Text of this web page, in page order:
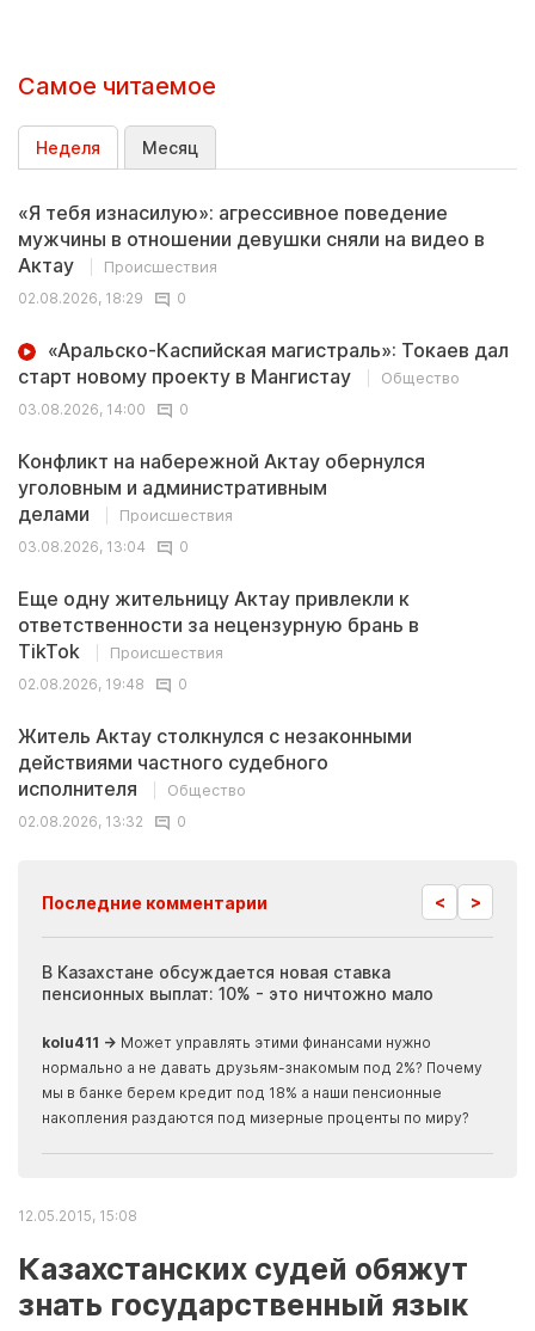
Самое читаемое
Неделя Месяц
«Я тебя изнасилую»: агрессивное поведение
мужчины в отношении девушки сняли на видео в
Актау
Происшествия
02.08.2026, 18:29
0
«Аральско-Каспийская магистраль»: Токаев дал
старт новому проекту в Мангистау
Общество
03.08.2026, 14:00
0
Конфликт на набережной Актау обернулся
уголовным и административным
делами
Происшествия
03.08.2026, 13:04
0
Еще одну жительницу Актау привлекли к
ответственности за нецензурную брань в
TikTok
Происшествия
02.08.2026, 19:48
0
Житель Актау столкнулся с незаконными
действиями частного судебного
исполнителя
Общество
02.08.2026, 13:32
0
Последние комментарии < >
В Казахстане обсуждается новая ставка
пенсионных выплат: 10% - это ничтожно мало
kolu411 → Может управлять этими финансами нужно
нормально а не давать друзьям-знакомым под 2%? Почему
мы в банке берем кредит под 18% а наши пенсионные
накопления раздаются под мизерные проценты по миру?
12.05.2015, 15:08
Казахстанских судей обяжут
знать государственный язык